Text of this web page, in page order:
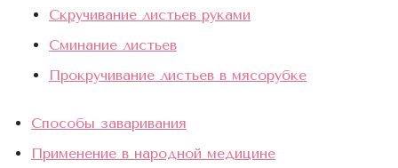
Скручивание листьев руками
Сминание листьев
Прокручивание листьев в мясорубке
Способы заваривания
Применение в народной медицине